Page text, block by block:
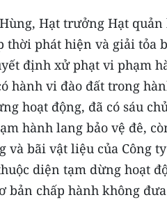
Hạt trưởng Hạt
thời phát hiện và giải tỏa
định xử phạt vi phạm
hành vi đào đất trong
hoạt động, đã có sáu
hành lang bảo vệ đê,
và bãi vật liệu của Công
diện tạm dừng hoạt
bản chấp hành không